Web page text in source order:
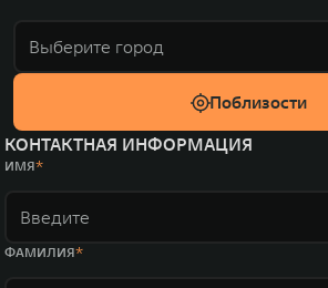
Выберите город
Поблизости
КОНТАКТНАЯ ИНФОРМАЦИЯ
ИМЯ
ФАМИЛИЯ